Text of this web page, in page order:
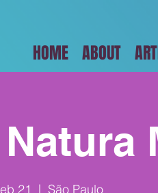
HOME ABOUT
21
  |
São Paulo